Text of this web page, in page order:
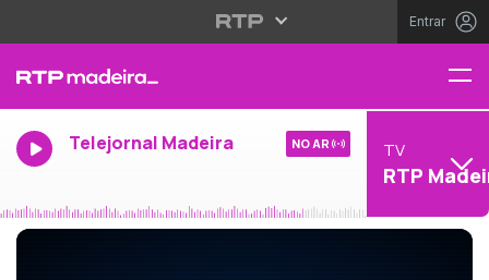
Entrar
Telejornal Madeira NO AR TV
RTP